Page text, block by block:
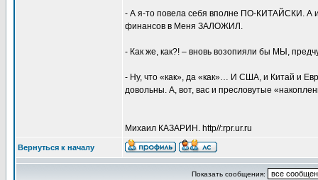
- А я-то повела себя вполне ПО-КИТАЙСКИ. А
финансов в Меня ЗАЛОЖИЛ.
- Как же, как?! – вновь возопияли бы МЫ,
- Ну, что «как», да «как»… И США, и Китай и
довольны. А, вот, вас и пресловутые
Михаил КАЗАРИН. http//:rpr.ur.ru
Вернуться к началу
Показать сообщения: